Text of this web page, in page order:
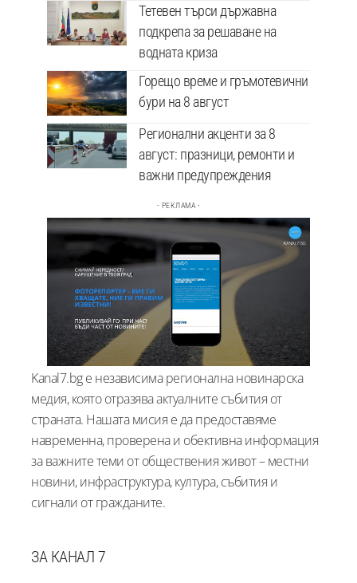
Тетевен търси държавна
подкрепа за решаване на
водната криза
Горещо време и гръмотевични
бури на 8 август
Регионални акценти за 8
август: празници, ремонти и
важни предупреждения
- РЕКЛАМА -
Kanal7.bg е независима регионална новинарска
медия, която отразява актуалните събития от
страната. Нашата мисия е да предоставяме
навременна, проверена и обективна информация
за важните теми от обществения живот – местни
новини, инфраструктура, култура, събития и
сигнали от гражданите.
ЗА КАНАЛ 7